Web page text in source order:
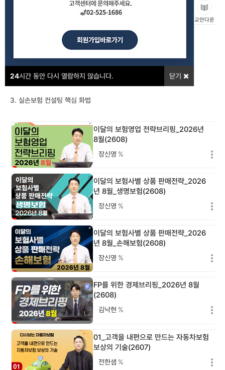
24시간 동안 다시 열람하지 않습니다. 닫기
교안다운
2. 4세대 실손 보험 대비 5세대 실손 보험의 경쟁력
3. 실손보험 컨설팅 핵심 화법
이달의 보험영업 전략브리핑_2026년
8월(2608)
장신영 %
이달의 보험사별 상품 판매전략_2026
년 8월_생명보험(2608)
장신영 %
이달의 보험사별 상품 판매전략_2026
년 8월_손해보험(2608)
장신영 %
FP를 위한 경제브리핑_2026년 8월
(2608)
김낙현 %
01_고객을 내편으로 만드는 자동차보험
보상의 기술(2607)
전한샘 %